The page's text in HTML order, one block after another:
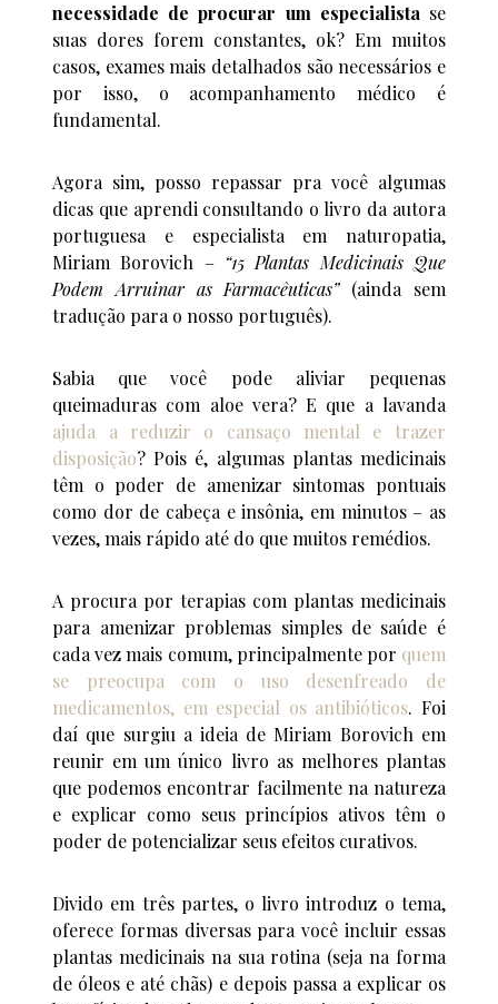
necessidade de procurar um especialista se
suas dores forem constantes, ok? Em muitos
casos, exames mais detalhados são necessários e
por isso, o acompanhamento médico é
fundamental.
Agora sim, posso repassar pra você algumas
dicas que aprendi consultando o livro da autora
portuguesa e especialista em naturopatia,
Miriam Borovich – “15 Plantas Medicinais Que
Podem Arruinar as Farmacêuticas”(ainda sem
tradução para o nosso português).
Sabia que você pode aliviar pequenas
queimaduras com aloe vera? E que a lavanda
ajuda a reduzir o cansaço mental e trazer
disposição? Pois é, algumas plantas medicinais
têm o poder de amenizar sintomas pontuais
como dor de cabeça e insônia, em minutos – as
vezes, mais rápido até do que muitos remédios.
A procura por terapias com plantas medicinais
para amenizar problemas simples de saúde é
cada vez mais comum, principalmente por quem
se preocupa com o uso desenfreado de
medicamentos, em especial os antibióticos. Foi
daí que surgiu a ideia de Miriam Borovich em
reunir em um único livro as melhores plantas
que podemos encontrar facilmente na natureza
e explicar como seus princípios ativos têm o
poder de potencializar seus efeitos curativos.
Divido em três partes, o livro introduz o tema,
oferece formas diversas para você incluir essas
plantas medicinais na sua rotina (seja na forma
de óleos e até chãs) e depois passa a explicar os